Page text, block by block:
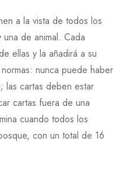
a la vista de todos los
de animal. Cada
ellas y la añadirá a su
nunca puede haber
las cartas deben estar
cartas fuera de una
cuando todos los
con un total de 16